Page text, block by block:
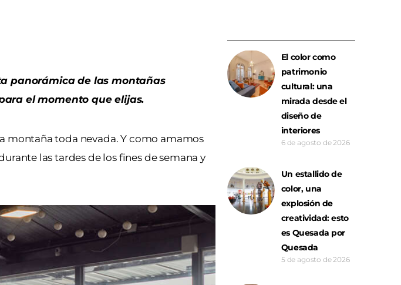
panorámica de las montañas
el momento que elijas.
montaña toda nevada. Y como amamos
las tardes de los fines de semana y
El color como
patrimonio
cultural: una
mirada desde el
diseño de
interiores
6 de agosto de 2026
Un estallido de
color, una
explosión de
creatividad: esto
es Quesada por
Quesada
5 de agosto de 2026